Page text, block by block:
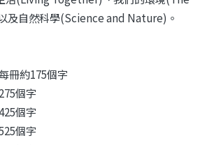
及自然科學(Science and Nature)。
冊約175個字
個字
個字
個字